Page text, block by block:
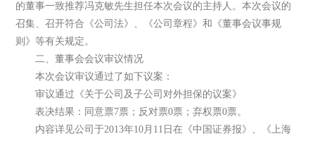
的董事一致推荐冯克敏先生担任本次会议的主持人。本次会议的
召集、召开符合《公司法》、《公司章程》和《董事会议事规
则》等有关规定。
二、董事会会议审议情况
本次会议审议通过了如下议案：
审议通过《关于公司及子公司对外担保的议案》
表决结果：同意票7票；反对票0票；弃权票0票。
内容详见公司于2013年10月11日在《中国证券报》、《上海